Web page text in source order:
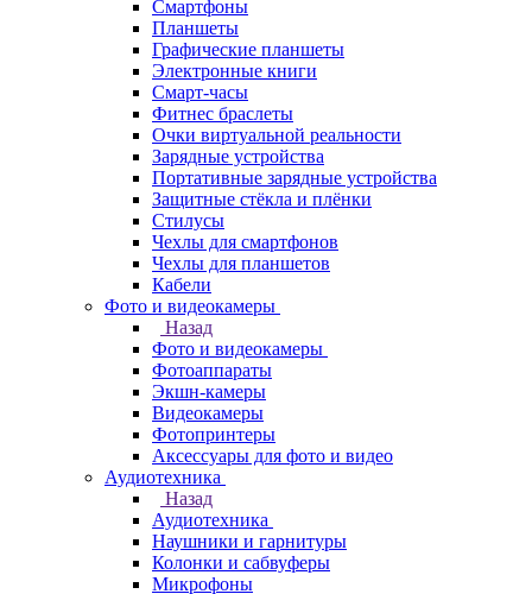
Смартфоны
Планшеты
Графические планшеты
Электронные книги
Смарт-часы
Фитнес браслеты
Очки виртуальной реальности
Зарядные устройства
Портативные зарядные устройства
Защитные стёкла и плёнки
Стилусы
Чехлы для смартфонов
Чехлы для планшетов
Кабели
Фото и видеокамеры
Назад
Фото и видеокамеры
Фотоаппараты
Экшн-камеры
Видеокамеры
Фотопринтеры
Аксессуары для фото и видео
Аудиотехника
Назад
Аудиотехника
Наушники и гарнитуры
Колонки и сабвуферы
Микрофоны